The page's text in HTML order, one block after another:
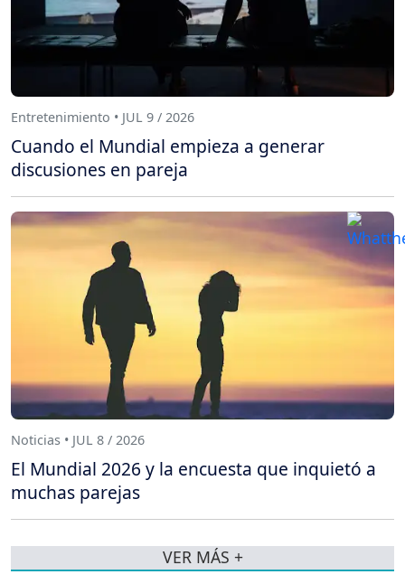
Entretenimiento • JUL 9 / 2026
Cuando el Mundial empieza a generar
discusiones en pareja
Noticias • JUL 8 / 2026
El Mundial 2026 y la encuesta que inquietó a
muchas parejas
VER MÁS +